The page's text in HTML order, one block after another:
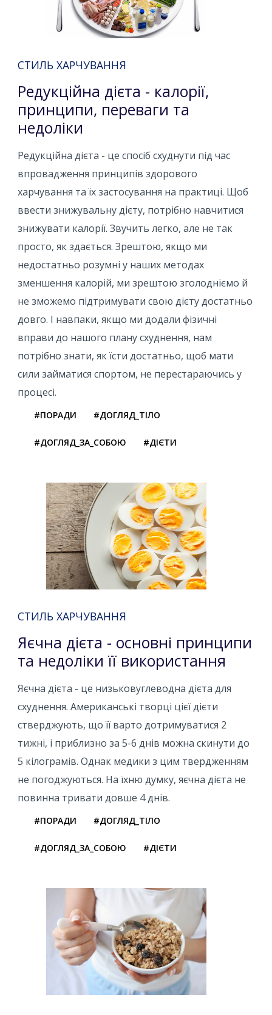
СТИЛЬ ХАРЧУВАННЯ
Редукційна дієта - калорії,
принципи, переваги та
недоліки
Редукційна дієта - це спосіб схуднути під час
впровадження принципів здорового
харчування та їх застосування на практиці. Щоб
ввести знижувальну дієту, потрібно навчитися
знижувати калорії. Звучить легко, але не так
просто, як здається. Зрештою, якщо ми
недостатньо розумні у наших методах
зменшення калорій, ми зрештою зголодніємо й
не зможемо підтримувати свою дієту достатньо
довго. І навпаки, якщо ми додали фізичні
вправи до нашого плану схуднення, нам
потрібно знати, як їсти достатньо, щоб мати
сили займатися спортом, не перестараючись у
процесі.
#ПОРАДИ #ДОГЛЯД_ТІЛО
#ДОГЛЯД_ЗА_СОБОЮ #ДІЄТИ
СТИЛЬ ХАРЧУВАННЯ
Яєчна дієта - основні принципи
та недоліки її використання
Яєчна дієта - це низьковуглеводна дієта для
схуднення. Американські творці цієї дієти
стверджують, що її варто дотримуватися 2
тижні, і приблизно за 5-6 днів можна скинути до
5 кілограмів. Однак медики з цим твердженням
не погоджуються. На їхню думку, яєчна дієта не
повинна тривати довше 4 днів.
#ПОРАДИ #ДОГЛЯД_ТІЛО
#ДОГЛЯД_ЗА_СОБОЮ #ДІЄТИ